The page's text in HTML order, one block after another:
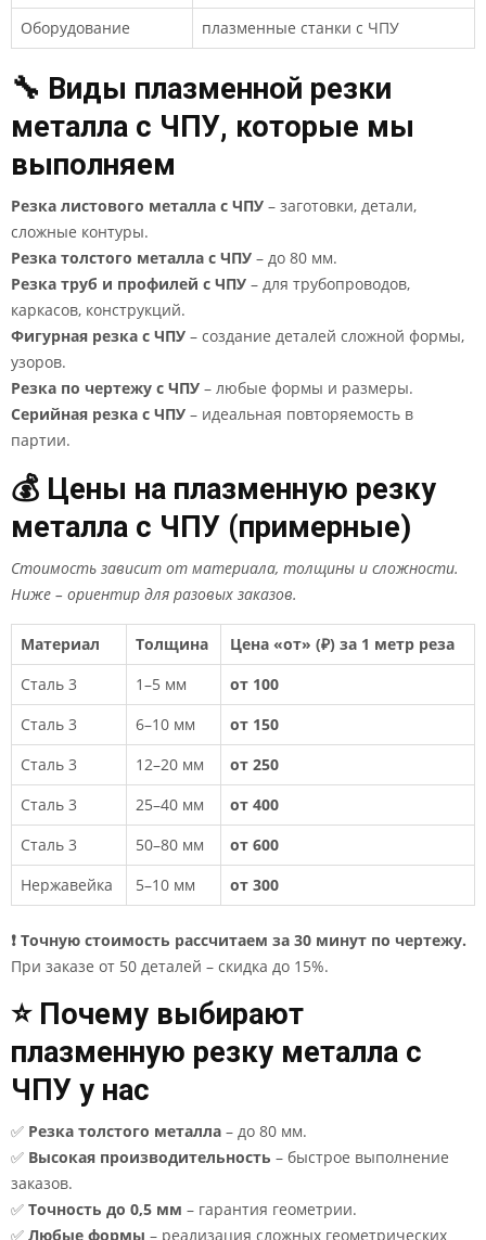
Оборудование
плазменные станки с ЧПУ
🔧 Виды плазменной резки
металла с ЧПУ, которые мы
выполняем
Резка листового металла с ЧПУ – заготовки, детали,
сложные контуры.
Резка толстого металла с ЧПУ – до 80 мм.
Резка труб и профилей с ЧПУ – для трубопроводов,
каркасов, конструкций.
Фигурная резка с ЧПУ – создание деталей сложной формы,
узоров.
Резка по чертежу с ЧПУ – любые формы и размеры.
Серийная резка с ЧПУ – идеальная повторяемость в
партии.
💰 Цены на плазменную резку
металла с ЧПУ (примерные)
Стоимость зависит от материала, толщины и сложности.
Ниже – ориентир для разовых заказов.
Материал Толщина
Цена «от» (₽) за 1 метр реза
Сталь 3
1–5 мм
от 100
Сталь 3
6–10 мм
от 150
Сталь 3
12–20 мм
от 250
Сталь 3
25–40 мм
от 400
Сталь 3
50–80 мм
от 600
Нержавейка
5–10 мм от 300
❗ Точную стоимость рассчитаем за 30 минут по чертежу.
При заказе от 50 деталей – скидка до 15%.
⭐ Почему выбирают
плазменную резку металла с
ЧПУ у нас
✅ Резка толстого металла – до 80 мм.
✅ Высокая производительность – быстрое выполнение
заказов.
✅ Точность до 0,5 мм – гарантия геометрии.
✅ Любые формы – реализация сложных геометрических